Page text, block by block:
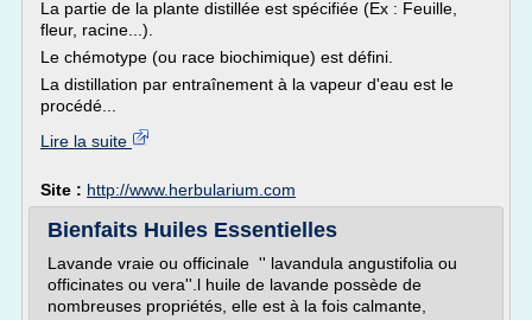
La partie de la plante distillée est spécifiée (Ex : Feuille,
fleur, racine...).
Le chémotype (ou race biochimique) est défini.
La distillation par entraînement à la vapeur d'eau est le
procédé...
Lire la suite
Site : http://www.herbularium.com
Bienfaits Huiles Essentielles
Lavande vraie ou officinale '' lavandula angustifolia ou
officinates ou vera''.l huile de lavande possède de
nombreuses propriétés, elle est à la fois calmante,